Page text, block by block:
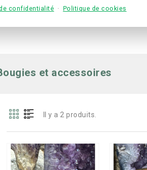
confidentialité · Politique de cookies
et accessoires
Il y a 2 produits.